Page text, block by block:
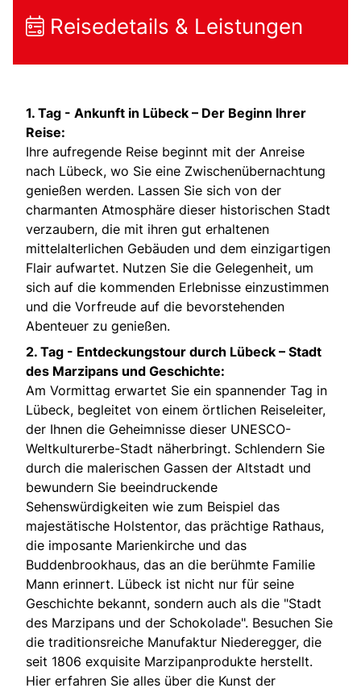
Reisedetails & Leistungen
1. Tag - Ankunft in Lübeck – Der Beginn Ihrer
Reise:
Ihre aufregende Reise beginnt mit der Anreise
nach Lübeck, wo Sie eine Zwischenübernachtung
genießen werden. Lassen Sie sich von der
charmanten Atmosphäre dieser historischen Stadt
verzaubern, die mit ihren gut erhaltenen
mittelalterlichen Gebäuden und dem einzigartigen
Flair aufwartet. Nutzen Sie die Gelegenheit, um
sich auf die kommenden Erlebnisse einzustimmen
und die Vorfreude auf die bevorstehenden
Abenteuer zu genießen.
2. Tag - Entdeckungstour durch Lübeck – Stadt
des Marzipans und Geschichte:
Am Vormittag erwartet Sie ein spannender Tag in
Lübeck, begleitet von einem örtlichen Reiseleiter,
der Ihnen die Geheimnisse dieser UNESCO-
Weltkulturerbe-Stadt näherbringt. Schlendern Sie
durch die malerischen Gassen der Altstadt und
bewundern Sie beeindruckende
Sehenswürdigkeiten wie zum Beispiel das
majestätische Holstentor, das prächtige Rathaus,
die imposante Marienkirche und das
Buddenbrookhaus, das an die berühmte Familie
Mann erinnert. Lübeck ist nicht nur für seine
Geschichte bekannt, sondern auch als die "Stadt
des Marzipans und der Schokolade". Besuchen Sie
die traditionsreiche Manufaktur Niederegger, die
seit 1806 exquisite Marzipanprodukte herstellt.
Hier erfahren Sie alles über die Kunst der